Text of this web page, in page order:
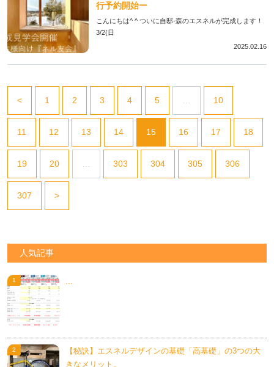
行予約開始ー
こんにちは^ ^ ついに自邸-森のエスネルが完成します！
3/2(日
2025.02.16
< 1 2 3 4 5 … 10
11 12 13 14 15 16 17 18
19 20 … 303 304 305 306
307 >
人気記事
...
【秘訣】エスネルデザインの基礎「高基礎」の3つの大
きなメリット。